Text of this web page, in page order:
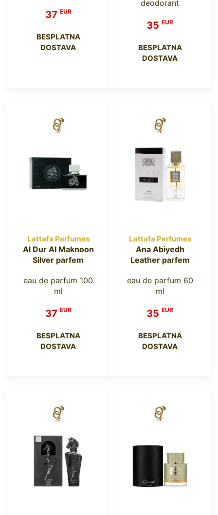
37 EUR
BESPLATNA
DOSTAVA
deodorant
35 EUR
BESPLATNA
DOSTAVA
Lattafa Perfumes
Al Dur Al Maknoon
Silver parfem
eau de parfum 100
ml
37 EUR
BESPLATNA
DOSTAVA
Lattafa Perfumes
Ana Abiyedh
Leather parfem
eau de parfum 60
ml
35 EUR
BESPLATNA
DOSTAVA